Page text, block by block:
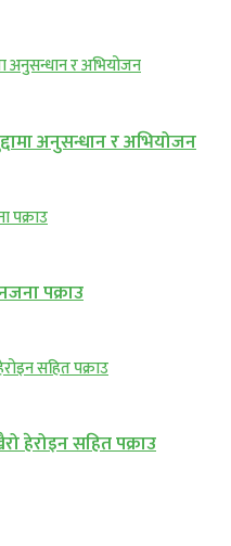
अनुसन्धान र अभियोजन
पक्राउ
हेरोइन सहित पक्राउ